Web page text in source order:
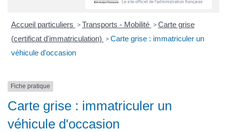
Accueil particuliers > Transports - Mobilité > Carte grise
(certificat d'immatriculation) > Carte grise : immatriculer un
véhicule d'occasion
Fiche pratique
Carte grise : immatriculer un
véhicule d'occasion